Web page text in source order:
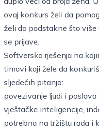
ovaj konkurs želi da
želi da podstakne što više
se prijave.
Softverska rješenja na
timovi koji žele da
sljedećih pitanja:
povezivanje ljudi i
vještačke inteligencije,
potrebno na tržištu rada i